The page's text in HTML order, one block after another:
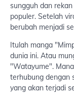
sungguh dan
populer. Setelah
berubah menjadi
Itulah manga
dunia ini. Atau
"Watayume".
terhubung dengan
yang akan terjadi